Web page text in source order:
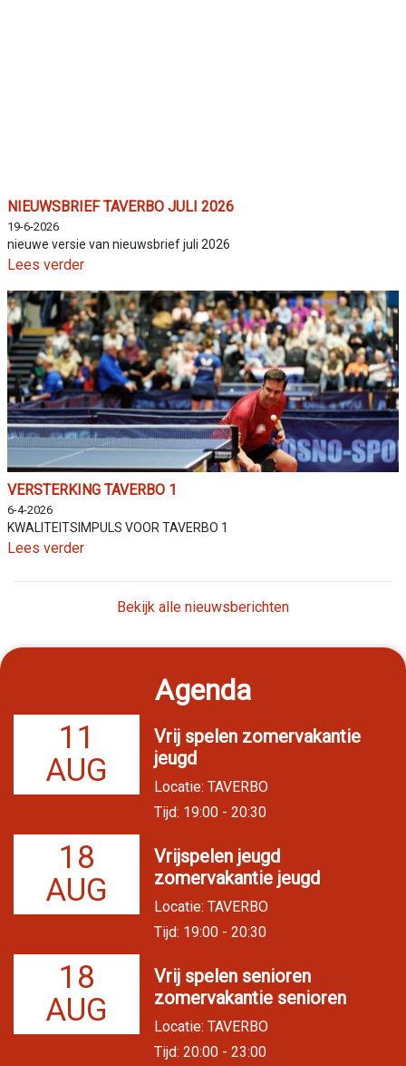
NIEUWSBRIEF TAVERBO JULI 2026
19-6-2026
nieuwe versie van nieuwsbrief juli 2026
Lees verder
VERSTERKING TAVERBO 1
6-4-2026
KWALITEITSIMPULS VOOR TAVERBO 1
Lees verder
Bekijk alle nieuwsberichten
Agenda
11
AUG
Vrij spelen zomervakantie
jeugd
Locatie: TAVERBO
Tijd: 19:00 - 20:30
18
AUG
Vrijspelen jeugd
zomervakantie jeugd
Locatie: TAVERBO
Tijd: 19:00 - 20:30
18
AUG
Vrij spelen senioren
zomervakantie senioren
Locatie: TAVERBO
Tijd: 20:00 - 23:00